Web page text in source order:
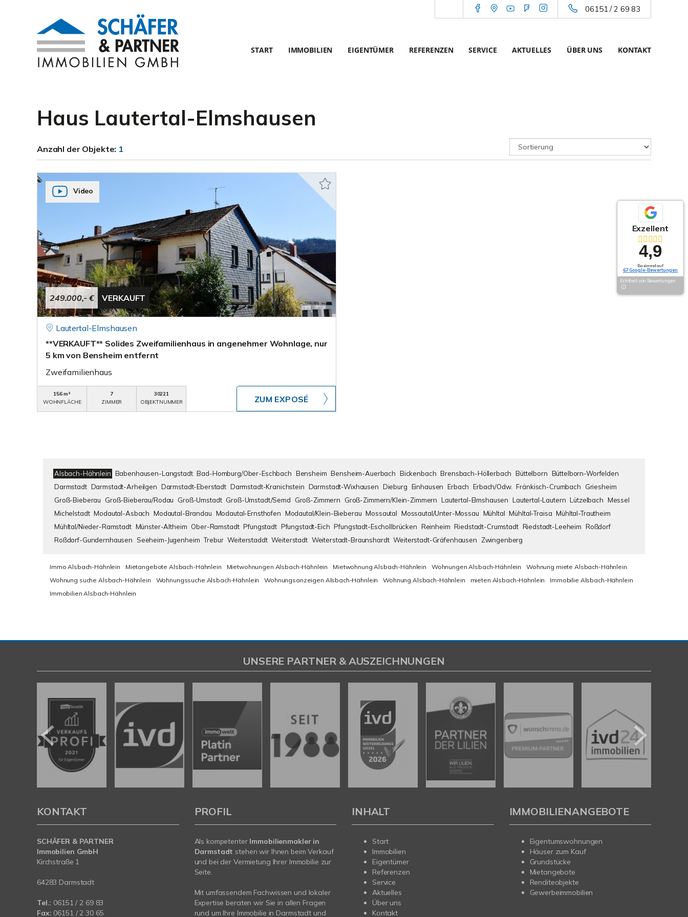
06151 / 2 69 83
START IMMOBILIEN EIGENTÜMER REFERENZEN SERVICE AKTUELLES ÜBER UNS KONTAKT
Haus Lautertal-Elmshausen
Anzahl der Objekte: 1
249.000,- € VERKAUFT
Video
Lautertal-Elmshausen
**VERKAUFT** Solides Zweifamilienhaus in angenehmer Wohnlage, nur
5 km von Bensheim entfernt
Zweifamilienhaus
156 m²
WOHNFLÄCHE
7
ZIMMER
30221
OBJEKTNUMMER
ZUM EXPOSÉ
Alsbach-Hähnlein Babenhausen-Langstadt Bad-Homburg/Ober-Eschbach Bensheim Bensheim-Auerbach Bickenbach Brensbach-Höllerbach Büttelborn Büttelborn-Worfelden
Darmstadt Darmstadt-Arheilgen Darmstadt-Eberstadt Darmstadt-Kranichstein Darmstadt-Wixhausen Dieburg Einhausen Erbach Erbach/Odw. Fränkisch-Crumbach
Griesheim
Groß-Bieberau
Groß-Bieberau/Rodau Groß-Umstadt Groß-Umstadt/Semd Groß-Zimmern Groß-Zimmern/Klein-Zimmern Lautertal-Elmshausen Lautertal-Lautern Lützelbach Messel
Michelstadt Modautal-Asbach Modautal-Brandau Modautal-Ernsthofen Modautal/Klein-Bieberau Mossautal Mossautal/Unter-Mossau Mühltal Mühltal-Traisa Mühltal-Trautheim
Mühltal/Nieder-Ramstadt Münster-Altheim Ober-Ramstadt Pfungstadt Pfungstadt-Eich Pfungstadt-Eschollbrücken Reinheim Riedstadt-Crumstadt Riedstadt-Leeheim Roßdorf
Roßdorf-Gundernhausen Seeheim-Jugenheim Trebur Weiterstaddt Weiterstadt Weiterstadt-Braunshardt Weiterstadt-Gräfenhausen Zwingenberg
Immo Alsbach-Hähnlein Mietangebote Alsbach-Hähnlein Mietwohnungen Alsbach-Hähnlein Mietwohnung Alsbach-Hähnlein Wohnungen Alsbach-Hähnlein
Wohnung miete Alsbach-Hähnlein
Wohnung suche Alsbach-Hähnlein
Wohnungssuche Alsbach-Hähnlein Wohnungsanzeigen Alsbach-Hähnlein Wohnung Alsbach-Hähnlein mieten Alsbach-Hähnlein
Immobilie Alsbach-Hähnlein
Immobilien Alsbach-Hähnlein
Exzellent
4,9
Basierend auf
67 Google-Bewertungen
Echtheit von Bewertungen
UNSERE PARTNER & AUSZEICHNUNGEN
KONTAKT
SCHÄFER & PARTNER
Immobilien GmbH
Kirchstraße 1
64283 Darmstadt
Tel.: 06151 / 2 69 83
Fax: 06151 / 2 30 65
PROFIL
Als kompetenter Immobilienmakler in
Darmstadt stehen wir Ihnen beim Verkauf
und bei der Vermietung Ihrer Immobilie zur
Seite.
Mit umfassendem Fachwissen und lokaler
Expertise beraten wir Sie in allen Fragen
rund um Ihre Immobilie in Darmstadt und
INHALT
Start
Immobilien
Eigentümer
Referenzen
Service
Aktuelles
Über uns
Kontakt
IMMOBILIENANGEBOTE
Eigentumswohnungen
Häuser zum Kauf
Grundstücke
Mietangebote
Renditeobjekte
Gewerbeimmobilien